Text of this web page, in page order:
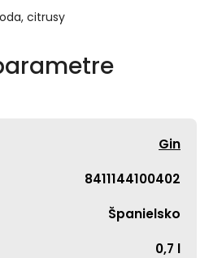
citrusy
Gin
8411144100402
Španielsko
0,7 l